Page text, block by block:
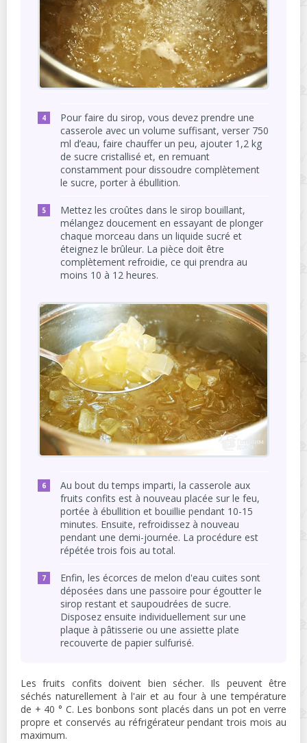
Pour faire du sirop, vous devez prendre une
casserole avec un volume suffisant, verser 750
ml d’eau, faire chauffer un peu, ajouter 1,2 kg
de sucre cristallisé et, en remuant
constamment pour dissoudre complètement
le sucre, porter à ébullition.
Mettez les croûtes dans le sirop bouillant,
mélangez doucement en essayant de plonger
chaque morceau dans un liquide sucré et
éteignez le brûleur. La pièce doit être
complètement refroidie, ce qui prendra au
moins 10 à 12 heures.
Au bout du temps imparti, la casserole aux
fruits confits est à nouveau placée sur le feu,
portée à ébullition et bouillie pendant 10-15
minutes. Ensuite, refroidissez à nouveau
pendant une demi-journée. La procédure est
répétée trois fois au total.
Enfin, les écorces de melon d'eau cuites sont
déposées dans une passoire pour égoutter le
sirop restant et saupoudrées de sucre.
Disposez ensuite individuellement sur une
plaque à pâtisserie ou une assiette plate
recouverte de papier sulfurisé.
Les fruits confits doivent bien sécher. Ils peuvent être
séchés naturellement à l'air et au four à une température
de + 40 ° C. Les bonbons sont placés dans un pot en verre
propre et conservés au réfrigérateur pendant trois mois au
maximum.